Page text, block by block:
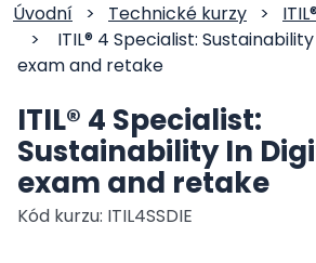
Úvodní > Technické kurzy >
>
ITIL® 4 Specialist:
exam and retake
ITIL® 4 Specialist:
Sustainability In
exam and retake
Kód kurzu: ITIL4SSDIE